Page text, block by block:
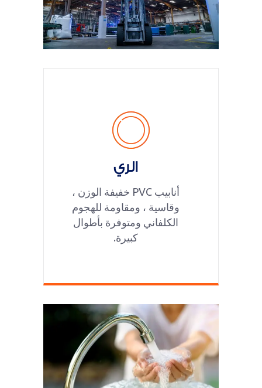
الري
أنابيب PVC خفيفة الوزن ،
وقاسية ، ومقاومة للهجوم
الكلفاني ومتوفرة بأطوال
كبيرة.